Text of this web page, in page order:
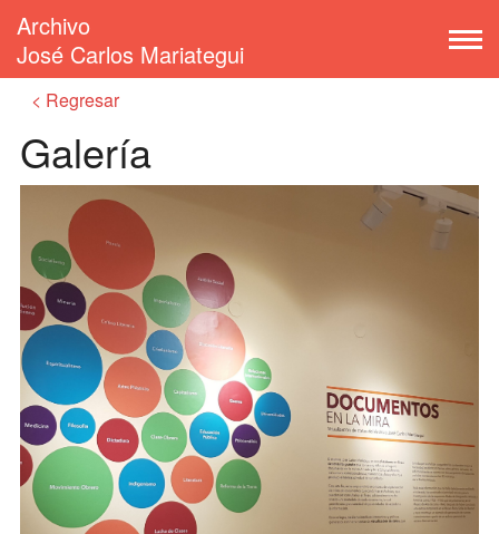
Archivo
José Carlos Mariategui
Regresar
Galería